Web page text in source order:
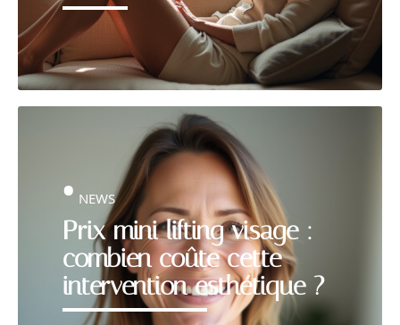
Prix mini lifting visage :
combien coûte cette
intervention esthétique ?
NEWS